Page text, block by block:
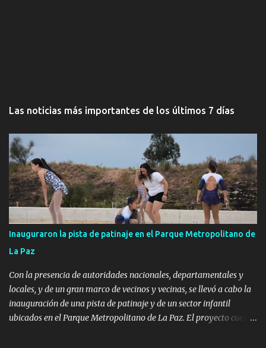
Las noticias más importantes de los últimos 7 días
Inauguraron la pista de patinaje en el Parque Metropolitano de
La Paz
Con la presencia de autoridades nacionales, departamentales y
locales, y de un gran marco de vecinos y vecinas, se llevó a cabo la
inauguración de una pista de patinaje y de un sector infantil
ubicados en el Parque Metropolitano de La Paz. El proyecto cuenta